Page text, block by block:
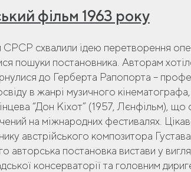
фільм 1963 року
СРСР схвалили ідею перетворення
пошуки постановника. Авторам
до Герберта Рапопорта –
в жанрі музичного
“Дон Кіхот” (1957, Лєнфільм), що
на міжнародних фестивалях.
австрійського композитора
авторська постановка вистави у
консерваторії та головним